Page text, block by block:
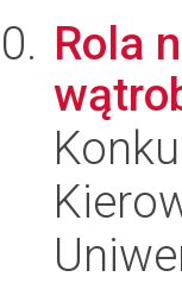
Rola